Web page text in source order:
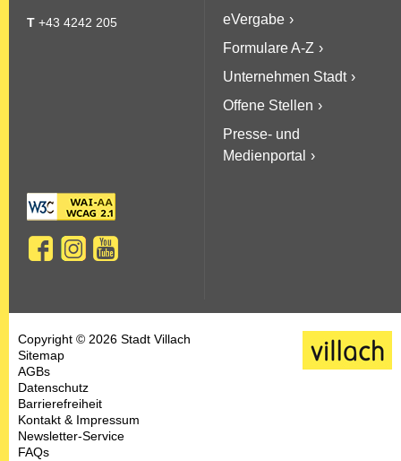
T +43 4242 205
eVergabe
Formulare A-Z
Unternehmen Stadt
Offene Stellen
Presse- und
Medienportal
Copyright © 2026 Stadt Villach
Sitemap
AGBs
Datenschutz
Barrierefreiheit
Kontakt & Impressum
Newsletter-Service
FAQs